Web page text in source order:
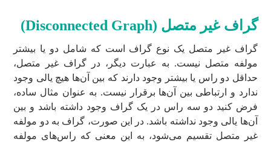
گراف غیر متصل (Disconnected Graph
)
گراف غیر متصل یک نوع گراف است که شامل دو یا بیشتر
مولفه متصل نیست. به عبارت دیگر، در گراف غیر متصل،
حداقل دو راس یا بیشتر وجود دارند که بین آن‌ها هیچ یالی وجود
ندارد و ارتباطی بین آن‌ها برقرار نیست. به عنوان مثال ساده،
فرض کنید دو سه راس در یک گراف وجود داشته باشد و بین
آن‌ها یالی وجود نداشته باشد. در این صورت، گراف به دو مولفه
غیر متصل تقسیم می‌شود، به این معنی که راس‌های مولفه